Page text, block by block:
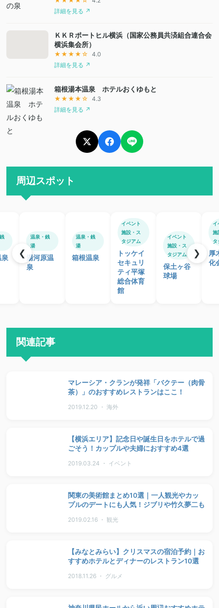
詳細を見る ↗
ＫＫＲポートヒル横浜（国家公務員共済組合連合会
横浜集会所）
★★★★☆
4.0
詳細を見る ↗
箱根湯本温泉 ホテルおくゆもと
★★★★☆
4.3
詳細を見る ↗
周辺スポット
温泉・銭
湯
湯河原温
泉
温泉・銭
湯
箱根温泉
イベント
施設・ス
タジアム
トッケイ
セキュリ
ティ平塚
総合体育
館
イベント
施設・ス
タジアム
保土ヶ谷
球場
イ
施
タ
厚
化
❮ ❯
関連記事
マレーシア・クランが発祥「バクテー（肉骨
茶）」のおすすめレストランはここ！
2019.12.20 ・ 海外
【横浜エリア】記念日や誕生日をホテルで過
ごそう！カップルや夫婦におすすめ4選
2019.03.24 ・ イベント
関東の美術館まとめ10選｜一人観光やカッ
プルのデートにも人気！ジブリや竹久夢二も
2019.02.16 ・ 観光
【みなとみらい】クリスマスの宿泊予約｜お
すすめホテルとディナーのレストラン10選
2018.11.26 ・ グルメ